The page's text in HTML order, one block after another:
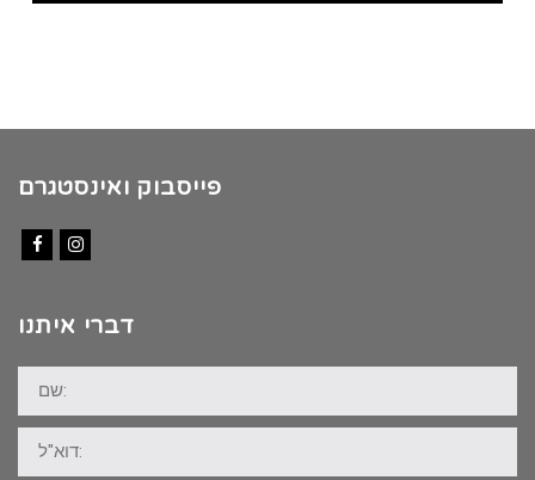
פייסבוק ואינסטגרם
דברי איתנו
שם:
דוא"ל: